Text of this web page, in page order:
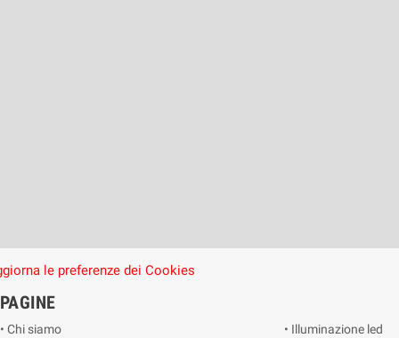
le preferenze dei Cookies
PAGINE
• Chi siamo • Illuminazione led